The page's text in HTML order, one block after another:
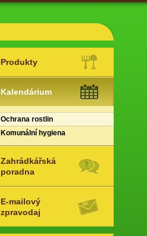
Produkty
Kalendárium
Ochrana rostlin
Komunální hygiena
Zahrádkářská
poradna
E-mailový
zpravodaj